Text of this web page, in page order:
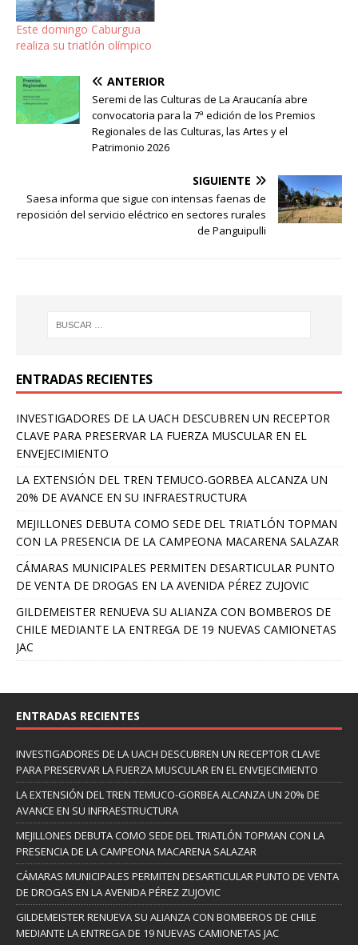
Este domingo Caburgua
realiza su triatlón olímpico
ANTERIOR
Seremi de las Culturas de La Araucanía abre
convocatoria para la 7ª edición de los Premios
Regionales de las Culturas, las Artes y el
Patrimonio 2026
SIGUIENTE
Saesa informa que sigue con intensas faenas de
reposición del servicio eléctrico en sectores rurales
de Panguipulli
ENTRADAS RECIENTES
INVESTIGADORES DE LA UACH DESCUBREN UN RECEPTOR
CLAVE PARA PRESERVAR LA FUERZA MUSCULAR EN EL
ENVEJECIMIENTO
LA EXTENSIÓN DEL TREN TEMUCO-GORBEA ALCANZA UN
20% DE AVANCE EN SU INFRAESTRUCTURA
MEJILLONES DEBUTA COMO SEDE DEL TRIATLÓN TOPMAN
CON LA PRESENCIA DE LA CAMPEONA MACARENA SALAZAR
CÁMARAS MUNICIPALES PERMITEN DESARTICULAR PUNTO
DE VENTA DE DROGAS EN LA AVENIDA PÉREZ ZUJOVIC
GILDEMEISTER RENUEVA SU ALIANZA CON BOMBEROS DE
CHILE MEDIANTE LA ENTREGA DE 19 NUEVAS CAMIONETAS
JAC
ENTRADAS RECIENTES
INVESTIGADORES DE LA UACH DESCUBREN UN RECEPTOR CLAVE
PARA PRESERVAR LA FUERZA MUSCULAR EN EL ENVEJECIMIENTO
LA EXTENSIÓN DEL TREN TEMUCO-GORBEA ALCANZA UN 20% DE
AVANCE EN SU INFRAESTRUCTURA
MEJILLONES DEBUTA COMO SEDE DEL TRIATLÓN TOPMAN CON LA
PRESENCIA DE LA CAMPEONA MACARENA SALAZAR
CÁMARAS MUNICIPALES PERMITEN DESARTICULAR PUNTO DE VENTA
DE DROGAS EN LA AVENIDA PÉREZ ZUJOVIC
GILDEMEISTER RENUEVA SU ALIANZA CON BOMBEROS DE CHILE
MEDIANTE LA ENTREGA DE 19 NUEVAS CAMIONETAS JAC